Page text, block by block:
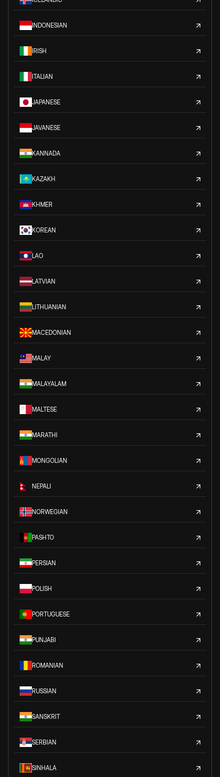
INDONESIAN
IRISH
ITALIAN
JAPANESE
JAVANESE
KANNADA
KAZAKH
KHMER
KOREAN
LAO
LATVIAN
LITHUANIAN
MACEDONIAN
MALAY
MALAYALAM
MALTESE
MARATHI
MONGOLIAN
NEPALI
NORWEGIAN
PASHTO
PERSIAN
POLISH
PORTUGUESE
PUNJABI
ROMANIAN
RUSSIAN
SANSKRIT
SERBIAN
SINHALA